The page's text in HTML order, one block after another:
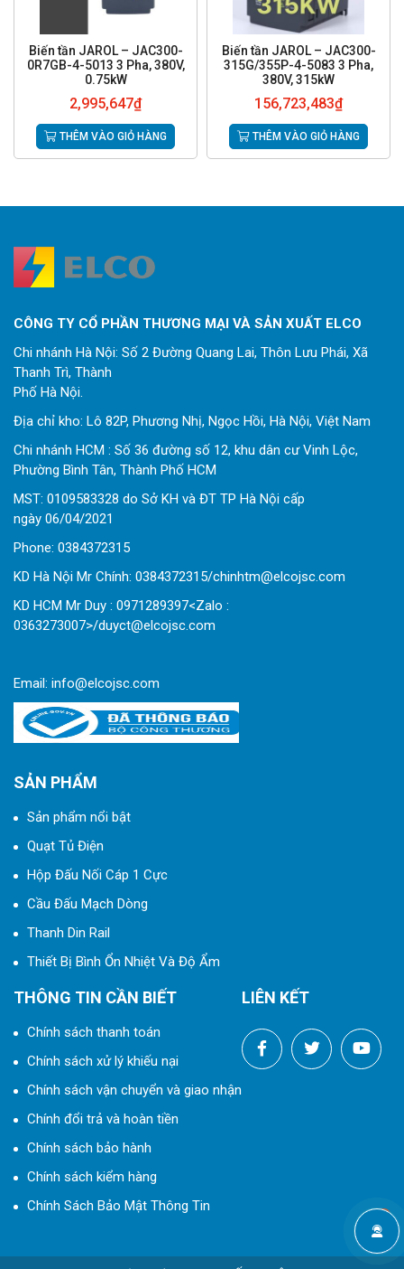
Biến tần JAROL – JAC300-
0R7GB-4-5013 3 Pha, 380V,
0.75kW
2,995,647₫
THÊM VÀO GIỎ HÀNG
Biến tần JAROL – JAC300-
315G/355P-4-5083 3 Pha,
380V, 315kW
156,723,483₫
THÊM VÀO GIỎ HÀNG
CÔNG TY CỔ PHẦN THƯƠNG MẠI VÀ SẢN XUẤT ELCO
Chi nhánh Hà Nội: Số 2 Đường Quang Lai, Thôn Lưu Phái, Xã
Thanh Trì, Thành
Phố Hà Nội.
Địa chỉ kho: Lô 82P, Phương Nhị, Ngọc Hồi, Hà Nội, Việt Nam
Chi nhánh HCM : Số 36 đường số 12, khu dân cư Vinh Lộc,
Phường Bình Tân, Thành Phố HCM
MST: 0109583328 do Sở KH và ĐT TP Hà Nội cấp
ngày 06/04/2021
Phone: 0384372315
KD Hà Nội Mr Chính: 0384372315/chinhtm@elcojsc.com
KD HCM Mr Duy : 0971289397<Zalo :
0363273007>/duyct@elcojsc.com
Email: info@elcojsc.com
SẢN PHẨM
Sản phẩm nổi bật
Quạt Tủ Điện
Hộp Đấu Nối Cáp 1 Cực
Cầu Đấu Mạch Dòng
Thanh Din Rail
Thiết Bị Bình Ổn Nhiệt Và Độ Ẩm
THÔNG TIN CẦN BIẾT
Chính sách thanh toán
Chính sách xử lý khiếu nại
Chính sách vận chuyển và giao nhận
Chính đổi trả và hoàn tiền
Chính sách bảo hành
Chính sách kiểm hàng
Chính Sách Bảo Mật Thông Tin
LIÊN KẾT